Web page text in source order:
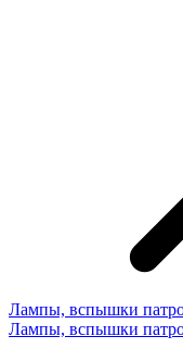
Лампы, вспышки
Лампы, вспышки